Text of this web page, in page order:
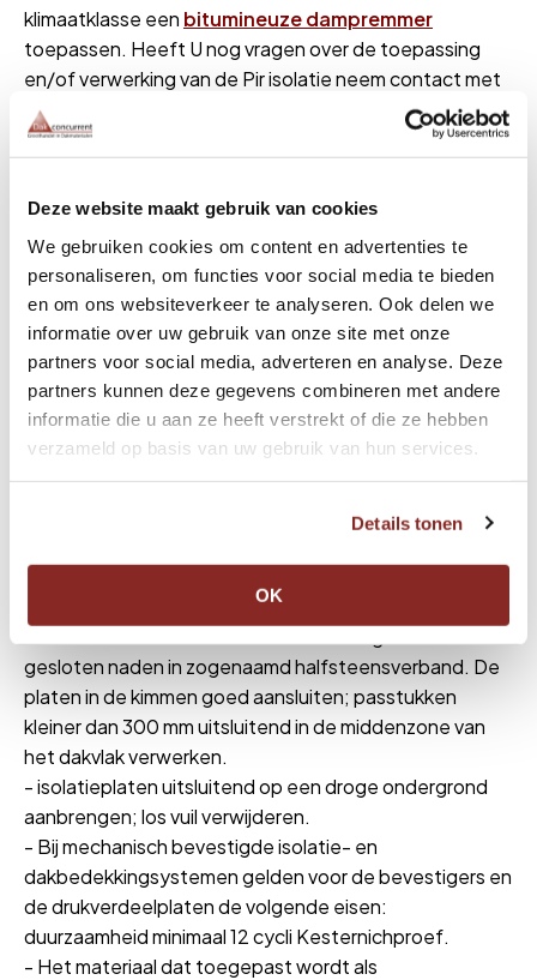
Deze website maakt gebruik van cookies
We gebruiken cookies om content en advertenties te
personaliseren, om functies voor social media te bieden
en om ons websiteverkeer te analyseren. Ook delen we
informatie over uw gebruik van onze site met onze
partners voor social media, adverteren en analyse. Deze
partners kunnen deze gegevens combineren met andere
informatie die u aan ze heeft verstrekt of die ze hebben
verzameld op basis van uw gebruik van hun services.
Details tonen
OK
klimaatklasse een bitumineuze dampremmer
toepassen. Heeft U nog vragen over de toepassing
en/of verwerking van de Pir isolatie neem contact met
ons op. De cacheerlaag van deze pir plaat is geschikt
voor volledige verlijming van
Epdm dakbedekking. De
Rd 1,55
/50-60 mm Rd 2,50
60-70 mm Rd 2,95 /
Rd 4,30 / 100-110 mm Rd 4,75 en 110-120 mm Rd 5,20.
Verwerking en opslag afschotisolatie
- Platen Pir afschotisolatie 40-50mm verlijmen of
mechanisch bevestigen. Verder volgens
verwerkingsvoorschriften fabrikant.
- de isolatieplaten droog en vrij van de ondergrond
opslaan/verwerken en ook dusdanige maatregelen
treffen, dat tijdens en na applicatie vochtinsluiting is
Bij langdurige opslag maatregelen treffen tegen
weersinvloeden zoals zonbestraling en vochtinsluiting.
gesloten naden in zogenaamd halfsteensverband. De
platen in de kimmen goed aansluiten; passtukken
kleiner dan 300 mm uitsluitend in de middenzone van
het dakvlak verwerken.
- isolatieplaten uitsluitend op een droge ondergrond
aanbrengen; los vuil verwijderen.
- Bij mechanisch bevestigde isolatie- en
dakbedekkingsystemen gelden voor de bevestigers en
de drukverdeelplaten de volgende eisen:
duurzaamheid minimaal 12 cycli Kesternichproef.
- Het materiaal dat toegepast wordt als